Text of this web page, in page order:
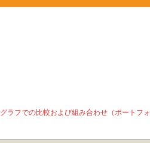
グラフでの比較および組み合わせ（ポートフ